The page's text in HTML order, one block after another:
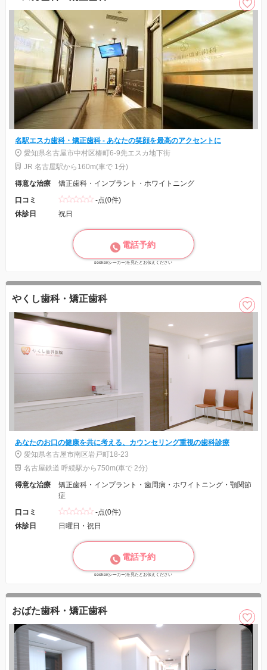
名駅エスカ歯科・矯正歯科 - あなたの笑顔を最高のアクセントに
愛知県名古屋市中村区椿町6-9先エスカ地下街
JR 名古屋駅から160m(車で 1分)
得意な治療
矯正歯科・インプラント・ホワイトニング
口コミ
-点(0件)
休診日
祝日
電話予約
seeker(シーカー)を見たとお伝えください
やくし歯科・矯正歯科
あなたのお口の健康を共に考える、カウンセリング重視の歯科診療
愛知県名古屋市南区岩戸町18-23
名古屋鉄道 呼続駅から750m(車で 2分)
得意な治療
矯正歯科・インプラント・歯周病・ホワイトニング・顎関節
症
口コミ
-点(0件)
休診日
日曜日・祝日
電話予約
seeker(シーカー)を見たとお伝えください
おばた歯科・矯正歯科